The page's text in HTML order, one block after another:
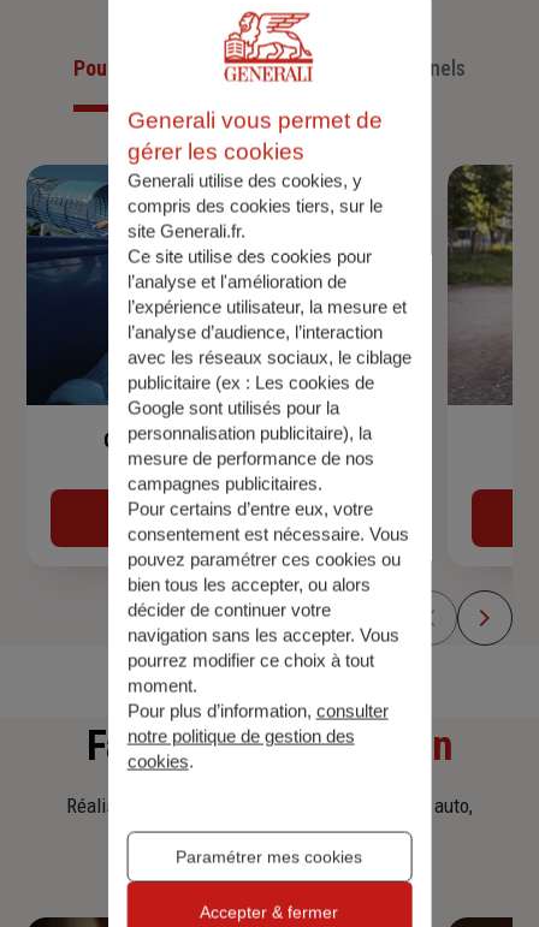
Pour les particuliersPour les professionnels
Garantie Accidents de la Vie
Découvrir
Faitesune simulation
Réalisez une simulation tarifaire d'assurance, auto,
habitation, prêt immobilier.
Generali vous permet de
gérer les cookies
Generali utilise des cookies, y
compris des cookies tiers, sur le
site Generali.fr.
Ce site utilise des cookies pour
l’analyse et l'amélioration de
l’expérience utilisateur, la mesure et
l’analyse d’audience, l’interaction
avec les réseaux sociaux, le ciblage
publicitaire (ex : Les cookies de
Google sont utilisés pour la
personnalisation publicitaire), la
mesure de performance de nos
campagnes publicitaires.
Pour certains d’entre eux, votre
consentement est nécessaire. Vous
pouvez paramétrer ces cookies ou
bien tous les accepter, ou alors
décider de continuer votre
navigation sans les accepter. Vous
pourrez modifier ce choix à tout
moment.
Pour plus d’information, consulter
notre politique de gestion des
cookies.
Paramétrer mes cookies
Accepter & fermer